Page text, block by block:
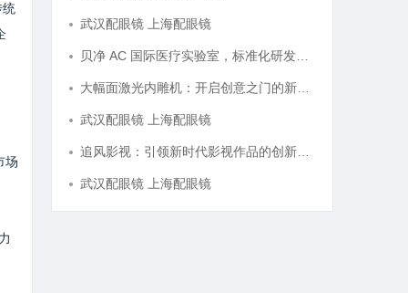
统
场
武汉配眼镜 上海配眼镜
武汉配眼镜 上海配眼镜
武汉配眼镜 上海配眼镜